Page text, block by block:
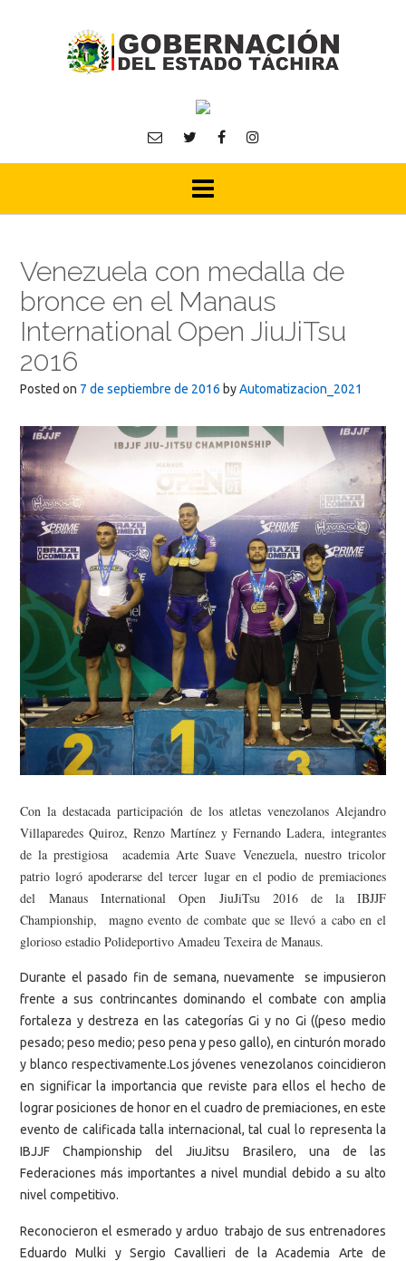
Venezuela con medalla de
bronce en el Manaus
International Open JiuJiTsu
2016
Posted on 7 de septiembre de 2016 byAutomatizacion_2021
Con la destacada participación de los atletas venezolanos Alejandro
Villaparedes Quiroz, Renzo Martínez y Fernando Ladera, integrantes
de la prestigiosa academia Arte Suave Venezuela, nuestro tricolor
patrio logró apoderarse del tercer lugar en el podio de premiaciones
del Manaus International Open JiuJiTsu 2016 de la IBJJF
Championship, magno evento de combate que se llevó a cabo en el
glorioso estadio Polideportivo Amadeu Texeira de Manaus.
Durante el pasado fin de semana, nuevamente se impusieron
frente a sus contrincantes dominando el combate con amplia
fortaleza y destreza en las categorías Gi y no Gi ((peso medio
pesado; peso medio; peso pena y peso gallo), en cinturón morado
y blanco respectivamente.Los jóvenes venezolanos coincidieron
en significar la importancia que reviste para ellos el hecho de
lograr posiciones de honor en el cuadro de premiaciones, en este
evento de calificada talla internacional, tal cual lo representa la
IBJJF Championship del JiuJitsu Brasilero, una de las
Federaciones más importantes a nivel mundial debido a su alto
nivel competitivo.
Reconocieron el esmerado y arduo trabajo de sus entrenadores
Eduardo Mulki y Sergio Cavallieri de la Academia Arte de